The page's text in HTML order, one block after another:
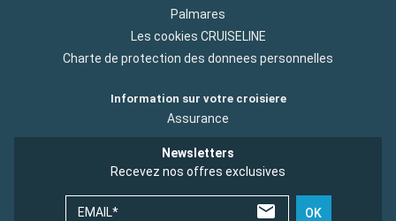
Palmares
Les cookies CRUISELINE
Charte de protection des donnees personnelles
Information sur votre croisiere
Assurance
Newsletters
Recevez nos offres exclusives
EMAIL* OK